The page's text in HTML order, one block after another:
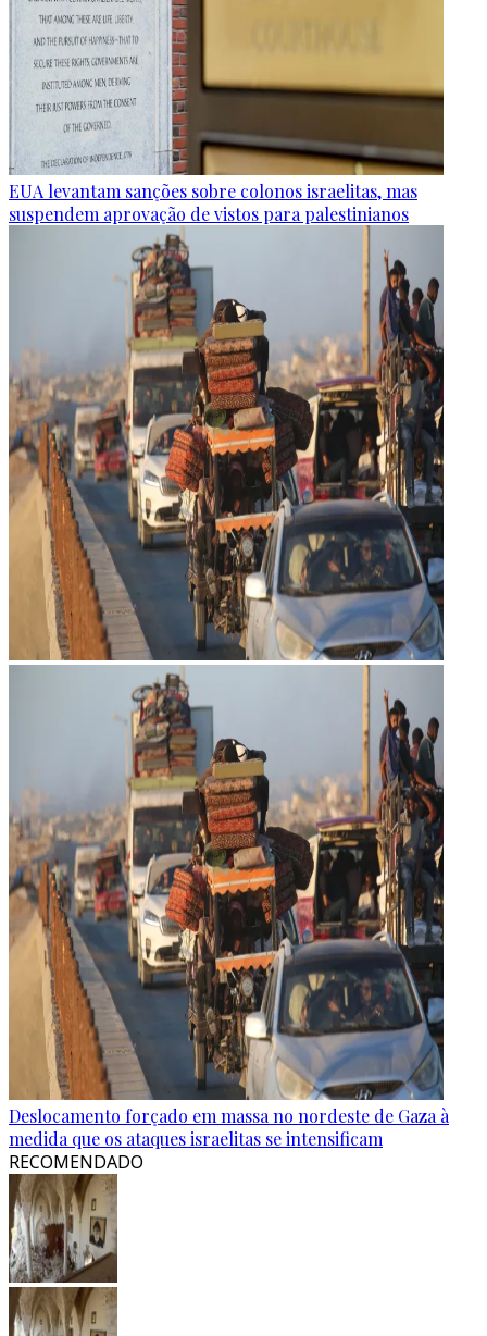
EUA levantam sanções sobre colonos israelitas, mas
suspendem aprovação de vistos para palestinianos
Deslocamento forçado em massa no nordeste de Gaza à
medida que os ataques israelitas se intensificam
RECOMENDADO